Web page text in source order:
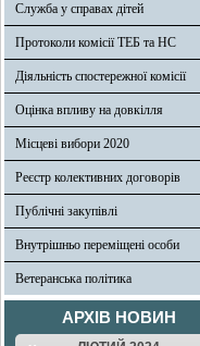
Служба у справах дітей
Протоколи комісії ТЕБ та НС
Діяльність спостережної комісії
Оцінка впливу на довкілля
Місцеві вибори 2020
Реєстр колективних договорів
Публічні закупівлі
Внутрішньо переміщені особи
Ветеранська політика
АРХІВ НОВИН